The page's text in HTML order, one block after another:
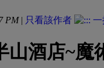
PM| 只看該作者
山酒店~魔